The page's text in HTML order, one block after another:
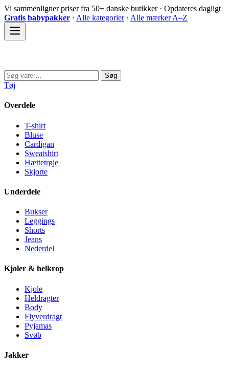
Spring
til
indhold
Vi sammenligner priser fra 50+ danske butikker · Opdateres dagligt
Gratis babypakker · Alle kategorier· Alle mærker A–Z
Søg
efter:
Søg
Tøj
Overdele
T-shirt
Bluse
Cardigan
Sweatshirt
Hættetrøje
Skjorte
Underdele
Bukser
Leggings
Shorts
Jeans
Nederdel
Kjoler & helkrop
Kjole
Heldragter
Body
Flyverdragt
Pyjamas
Svøb
Jakker